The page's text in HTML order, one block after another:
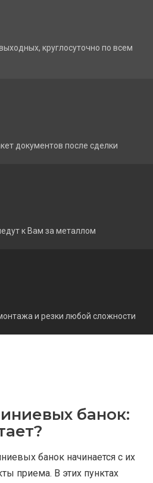
круглосуточно по всем
документов после сделки
к Вам за металлом
и резки любой сложности
банок:
банок начинается с их
приема. В этих пунктах